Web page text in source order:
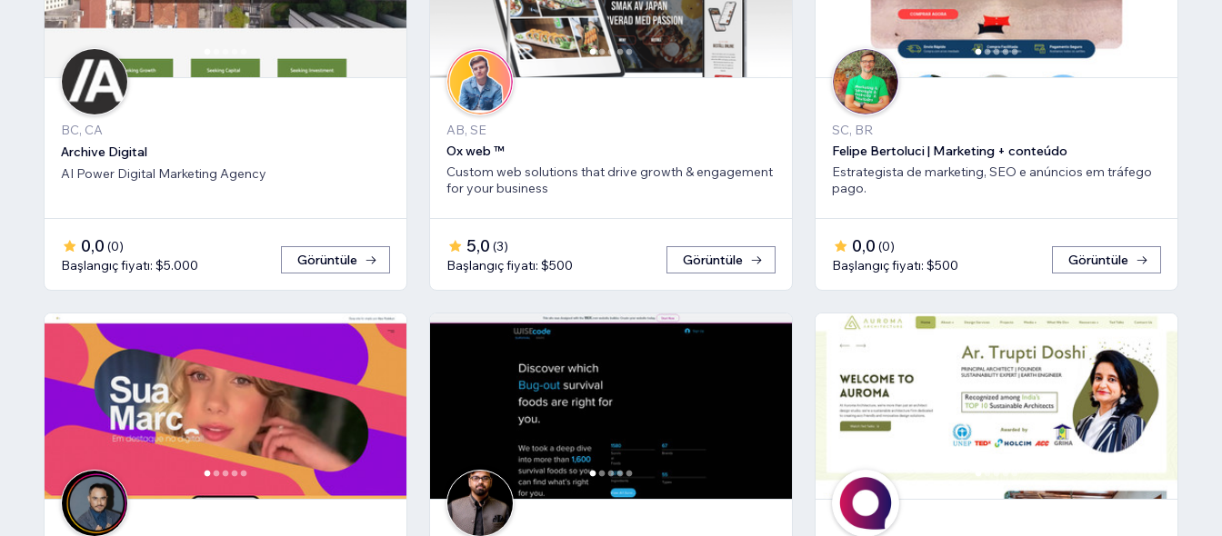
BC, CA
Archive Digital
AI Power Digital Marketing Agency
0,0 (0)
Başlangıç fiyatı: $5.000
Görüntüle
AB, SE
Ox web ™
Custom web solutions that drive growth & engagement
for your business
5,0 (3)
Başlangıç fiyatı: $500
Görüntüle
SC, BR
Felipe Bertoluci | Marketing + conteúdo
Estrategista de marketing, SEO e anúncios em tráfego
pago.
0,0 (0)
Başlangıç fiyatı: $500
Görüntüle